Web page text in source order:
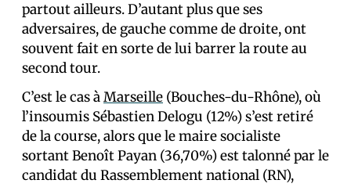
partout ailleurs. D’autant plus que ses
adversaires, de gauche comme de droite, ont
souvent fait en sorte de lui barrer la route au
second tour.
C’est le cas àMarseille (Bouches-du-Rhône), où
l’insoumis Sébastien Delogu (12%) s’est retiré
de la course, alors que le maire socialiste
sortant Benoît Payan (36,70%) est talonné par le
candidat du Rassemblement national (RN),